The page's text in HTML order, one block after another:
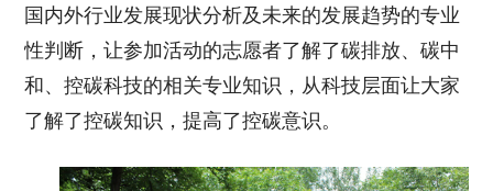
国内外行业发展现状分析及未来的发展趋势的专业
性判断，让参加活动的志愿者了解了碳排放、碳中
和、控碳科技的相关专业知识，从科技层面让大家
了解了控碳知识，提高了控碳意识。